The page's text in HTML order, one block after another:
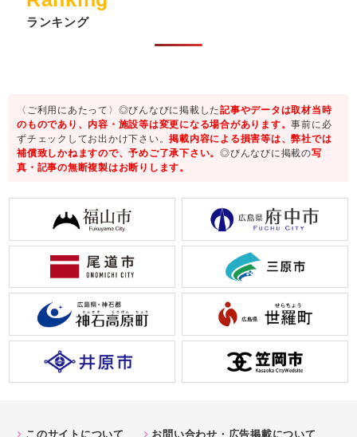
ランキング
〈ご利用にあたって〉◎びんなびに掲載した記事やデータは取材当時
のものであり、内容・施設等は変更になる場合があります。事前に必
ずチェックしてお出かけ下さい。掲載内容による損害等は、弊社では
補償致しかねますので、予めご了承下さい。◎びんなびに掲載の写
真・記事の無断複製はお断りします。
このサイトについて お問い合わせ・広告掲載について